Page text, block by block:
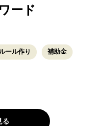
ード
ール作り 補助金
る